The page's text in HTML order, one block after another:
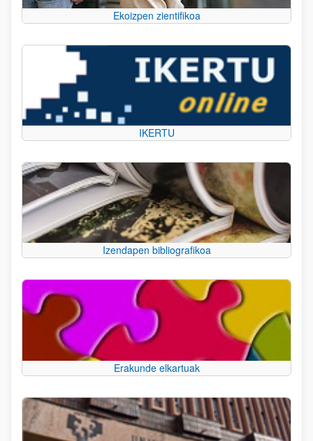
Ekoizpen zientifikoa
IKERTU
Izendapen bibliografikoa
Erakunde elkartuak